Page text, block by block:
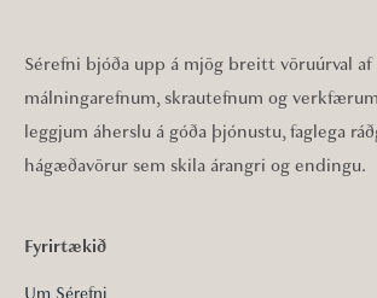
Sérefni bjóða upp á mjög breitt vöruúrval af
málningarefnum, skrautefnum og
leggjum áherslu á góða þjónustu, faglega
hágæðavörur sem skila árangri og endingu.
Fyrirtækið